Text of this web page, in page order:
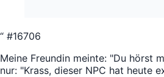
“ #16706
Meine Freundin meinte: "Du hörst
nur: "Krass, dieser NPC hat heute